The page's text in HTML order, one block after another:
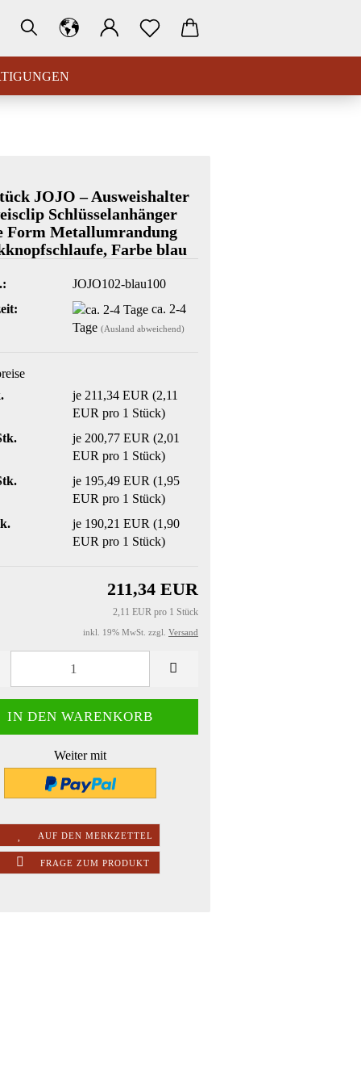
JOJO – Ausweishalter
Schlüsselanhänger
Form Metallumrandung
Farbe blau
JOJO102-blau100
ca. 2-4
Tage (Ausland abweichend)
je 211,34 EUR (2,11
EUR pro 1 Stück)
je 200,77 EUR (2,01
EUR pro 1 Stück)
je 195,49 EUR (1,95
EUR pro 1 Stück)
je 190,21 EUR (1,90
EUR pro 1 Stück)
211,34 EUR
2,11 EUR pro 1 Stück
inkl. 19% MwSt. zzgl. Versand
Weiter mit
AUF DEN MERKZETTEL
FRAGE ZUM PRODUKT